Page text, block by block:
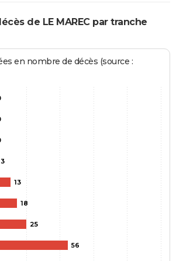
de LE MAREC par tranche
en nombre de décès (source :
3
13
18
25
56